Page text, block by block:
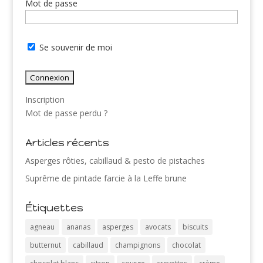
Mot de passe
Se souvenir de moi
Inscription
Mot de passe perdu ?
Articles récents
Asperges rôties, cabillaud & pesto de pistaches
Suprême de pintade farcie à la Leffe brune
Étiquettes
agneau ananas asperges avocats
biscuits
butternut
cabillaud champignons
chocolat